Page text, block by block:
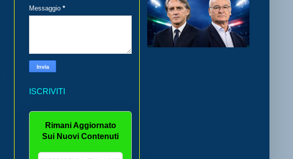
Messaggio *
ISCRIVITI
Rimani Aggiornato
Sui Nuovi Contenuti